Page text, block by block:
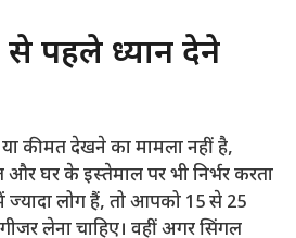
से पहले ध्यान देने
या कीमत देखने का मामला नहीं है,
घर के इस्तेमाल पर भी निर्भर करता
लोग हैं, तो आपको 15 से 25
लेना चाहिए। वहीं अगर सिंगल